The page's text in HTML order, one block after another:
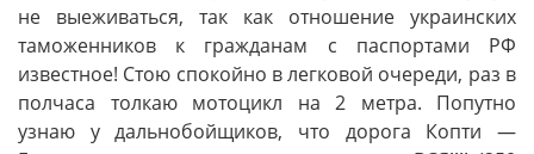
не выеживаться, так как отношение украинских
таможенников к гражданам с паспортами РФ
известное! Стою спокойно в легковой очереди, раз в
полчаса толкаю мотоцикл на 2 метра. Попутно
узнаю у дальнобойщиков, что дорога Копти —